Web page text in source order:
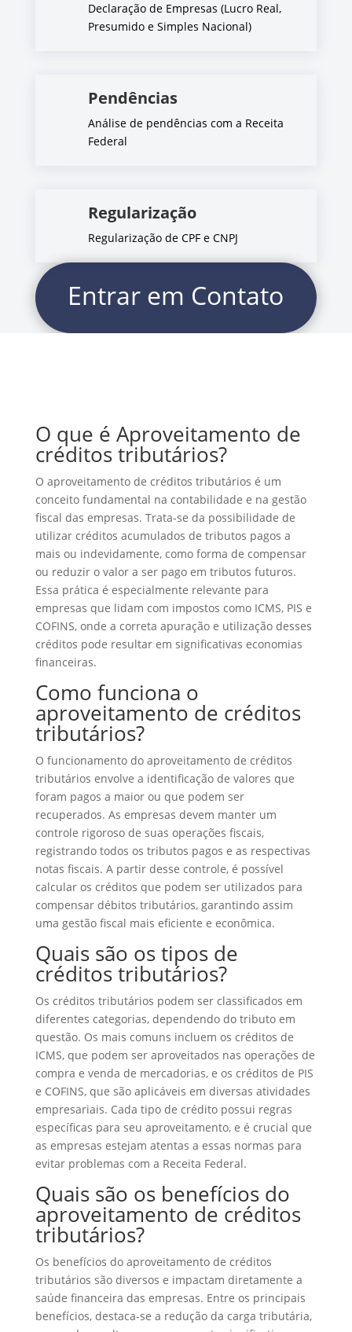
Declaração de Empresas (Lucro Real,
Presumido e Simples Nacional)
Pendências
Análise de pendências com a Receita
Federal
Regularização
Regularização de CPF e CNPJ
Entrar em Contato
O que é Aproveitamento de
créditos tributários?
O aproveitamento de créditos tributários é um
conceito fundamental na contabilidade e na gestão
fiscal das empresas. Trata-se da possibilidade de
utilizar créditos acumulados de tributos pagos a
mais ou indevidamente, como forma de compensar
ou reduzir o valor a ser pago em tributos futuros.
Essa prática é especialmente relevante para
empresas que lidam com impostos como ICMS, PIS e
COFINS, onde a correta apuração e utilização desses
créditos pode resultar em significativas economias
financeiras.
Como funciona o
aproveitamento de créditos
tributários?
O funcionamento do aproveitamento de créditos
tributários envolve a identificação de valores que
foram pagos a maior ou que podem ser
recuperados. As empresas devem manter um
controle rigoroso de suas operações fiscais,
registrando todos os tributos pagos e as respectivas
notas fiscais. A partir desse controle, é possível
calcular os créditos que podem ser utilizados para
compensar débitos tributários, garantindo assim
uma gestão fiscal mais eficiente e econômica.
Quais são os tipos de
créditos tributários?
Os créditos tributários podem ser classificados em
diferentes categorias, dependendo do tributo em
questão. Os mais comuns incluem os créditos de
ICMS, que podem ser aproveitados nas operações de
compra e venda de mercadorias, e os créditos de PIS
e COFINS, que são aplicáveis em diversas atividades
empresariais. Cada tipo de crédito possui regras
específicas para seu aproveitamento, e é crucial que
as empresas estejam atentas a essas normas para
evitar problemas com a Receita Federal.
Quais são os benefícios do
aproveitamento de créditos
tributários?
Os benefícios do aproveitamento de créditos
tributários são diversos e impactam diretamente a
saúde financeira das empresas. Entre os principais
benefícios, destaca-se a redução da carga tributária,